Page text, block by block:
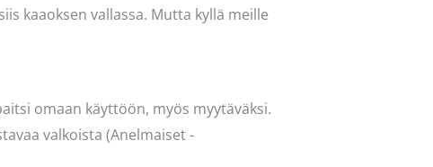
kaaoksen vallassa. Mutta kyllä meille
omaan käyttöön, myös myytäväksi.
valkoista (Anelmaiset -